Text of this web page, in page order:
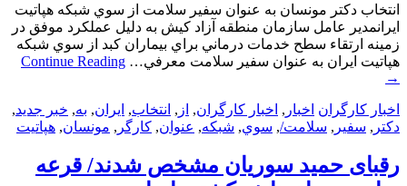
انتخاب دكتر مونسان به عنوان سفير سلامت از سوي شبكه هپاتيت
ايرانمدير عامل سازمان منطقه آزاد كيش به دليل عملكرد موفق در
زمينه ارتقاء سطح خدمات درماني براي بيماران كبد از سوي شبكه
هپاتيت ايران به عنوان سفير سلامت معرفي… Continue Reading
→
اخبار کارگران اخبار , اخبار کارگران, از , انتخاب, ايران, به, خبر جدید,
دكتر , سفير , سلامت/, سوي, شبكه, عنوان, کارگر , مونسان, هپاتيت
رقبای حميد سوريان مشخص شدند/ قرعه